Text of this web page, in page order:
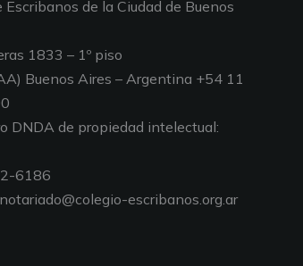
Escribanos de la Ciudad de Buenos
1833 – 1º piso
Buenos Aires – Argentina +54 11
DNDA de propiedad intelectual:
6186
escribanos.org.ar